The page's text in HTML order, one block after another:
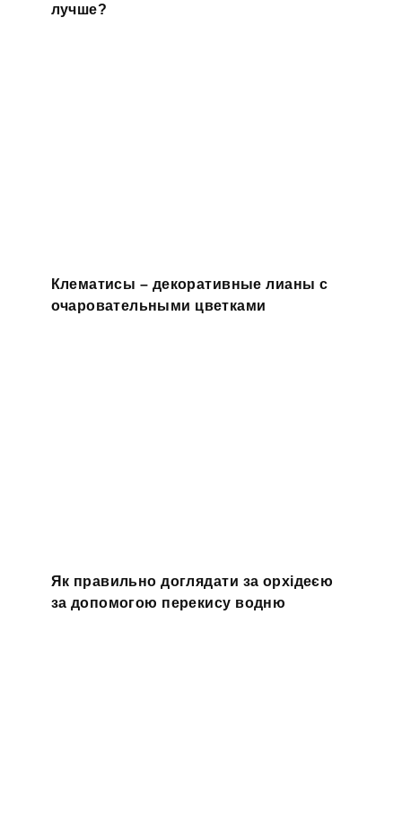
лучше?
Клематисы – декоративные лианы с
очаровательными цветками
Як правильно доглядати за орхідеєю
за допомогою перекису водню